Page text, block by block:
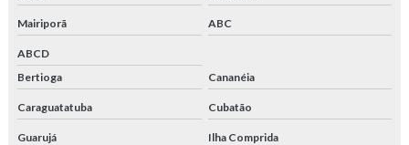
Mairiporã ABC
ABCD
Bertioga
Cananéia
Caraguatatuba Cubatão
Guarujá Ilha Comprida